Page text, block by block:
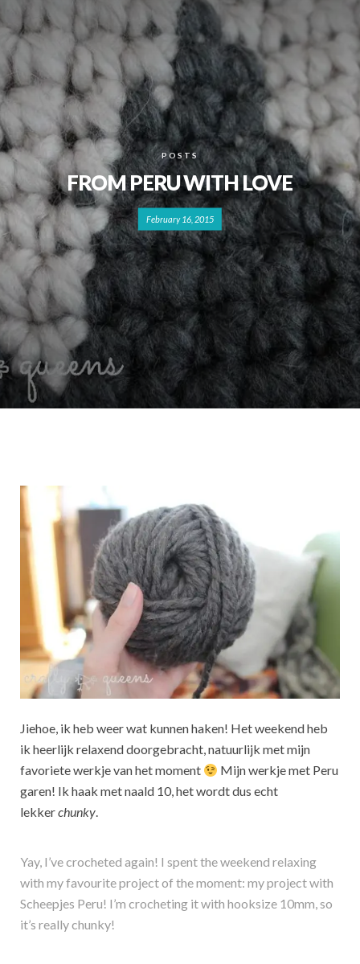
POSTS
FROM PERU WITH LOVE
February 16, 2015
Jiehoe, ik heb weer wat kunnen haken! Het weekend heb
ik heerlijk relaxend doorgebracht, natuurlijk met mijn
favoriete werkje van het moment
Mijn werkje met Peru
garen! Ik haak met naald 10, het wordt dus echt
lekkerchunky.
Yay, I’ve crocheted again! I spent the weekend relaxing
with my favourite project of the moment: my project with
Scheepjes Peru! I’m crocheting it with hooksize 10mm, so
it’s really chunky!